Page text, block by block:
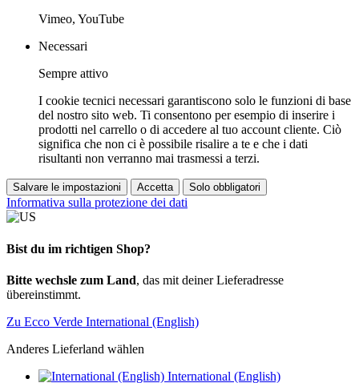
Vimeo, YouTube
Necessari
Sempre attivo
I cookie tecnici necessari garantiscono solo le funzioni di base
del nostro sito web. Ti consentono per esempio di inserire i
prodotti nel carrello o di accedere al tuo account cliente. Ciò
significa che non ci è possibile risalire a te e che i dati
risultanti non verranno mai trasmessi a terzi.
Salvare le impostazioni Accetta Solo obbligatori
Informativa sulla protezione dei dati
Bist du im richtigen Shop?
Bitte wechsle zum Land, das mit deiner Lieferadresse
übereinstimmt.
Zu Ecco Verde International (English)
Anderes Lieferland wählen
International (English)